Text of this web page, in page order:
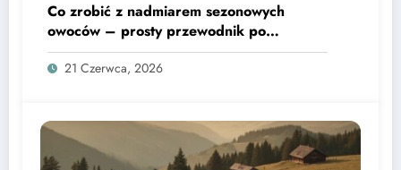
Co zrobić z nadmiarem sezonowych
owoców – prosty przewodnik po
domowych przetworach
21 Czerwca, 2026